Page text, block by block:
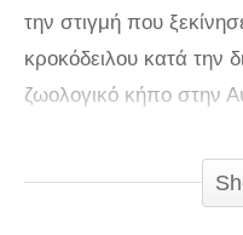
την στιγμή που
κροκόδειλου κατά την
ζωολογικό κήπο στην
δαγκώνει το πόδι του
πραγματοποιεί τον